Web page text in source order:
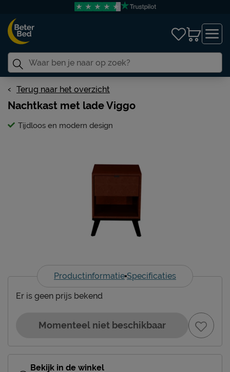
Terug naar het overzicht
Nachtkast met lade Viggo
Tijdloos en modern design
Productinformatie Specificaties
Er is geen prijs bekend
Momenteel niet beschikbaar
Bekijk in de winkel